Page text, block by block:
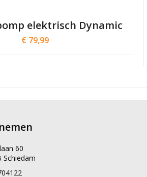
elektrisch Dynamic
€79,99
60
Schiedam